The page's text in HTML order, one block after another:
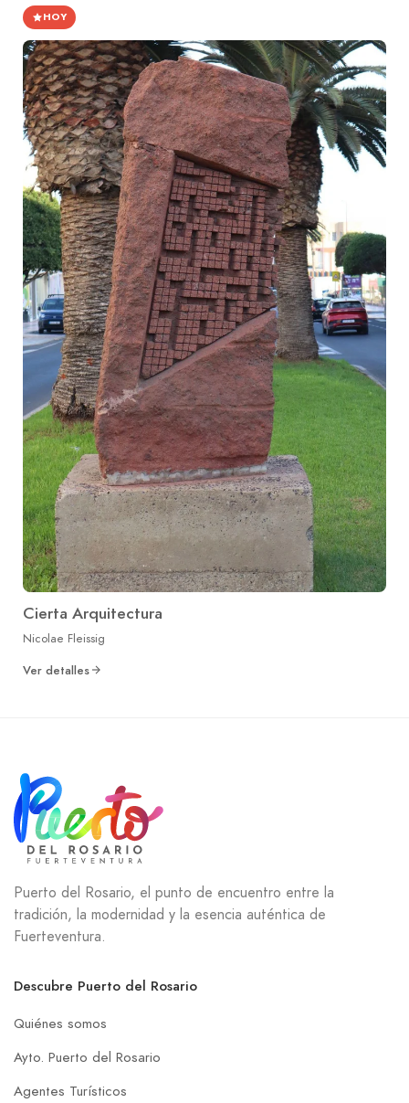
HOY
Cierta Arquitectura
Nicolae Fleissig
Ver detalles
Puerto del Rosario, el punto de encuentro entre la
tradición, la modernidad y la esencia auténtica de
Fuerteventura.
Descubre Puerto del Rosario
Quiénes somos
Ayto. Puerto del Rosario
Agentes Turísticos